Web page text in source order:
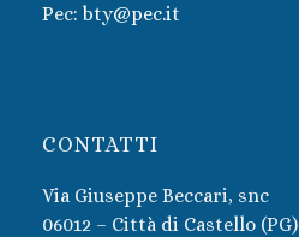
Pec: bty@pec.it
CONTATTI
Via Giuseppe Beccari, snc
06012 – Città di Castello (PG)